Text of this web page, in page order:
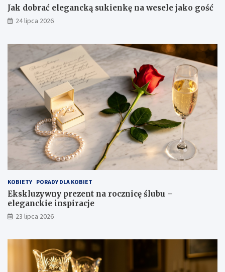
Jak dobrać elegancką sukienkę na wesele jako gość
24 lipca 2026
KOBIETY PORADY DLA KOBIET
Ekskluzywny prezent na rocznicę ślubu –
eleganckie inspiracje
23 lipca 2026